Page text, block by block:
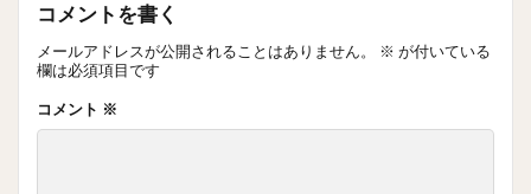
コメントを書く
メールアドレスが公開されることはありません。 ※ が付いている
欄は必須項目です
コメント ※